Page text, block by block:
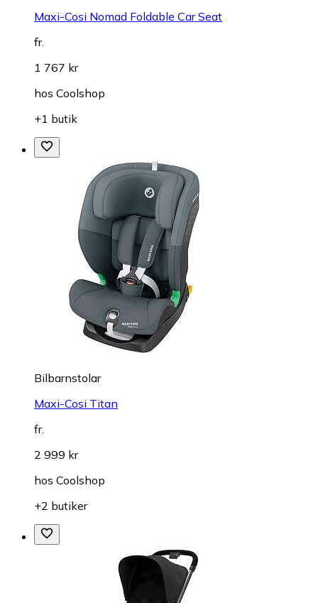
Maxi-Cosi Nomad Foldable Car Seat
fr.
1 767 kr
hos Coolshop
+1 butik
Bilbarnstolar
Maxi-Cosi Titan
fr.
2 999 kr
hos Coolshop
+2 butiker